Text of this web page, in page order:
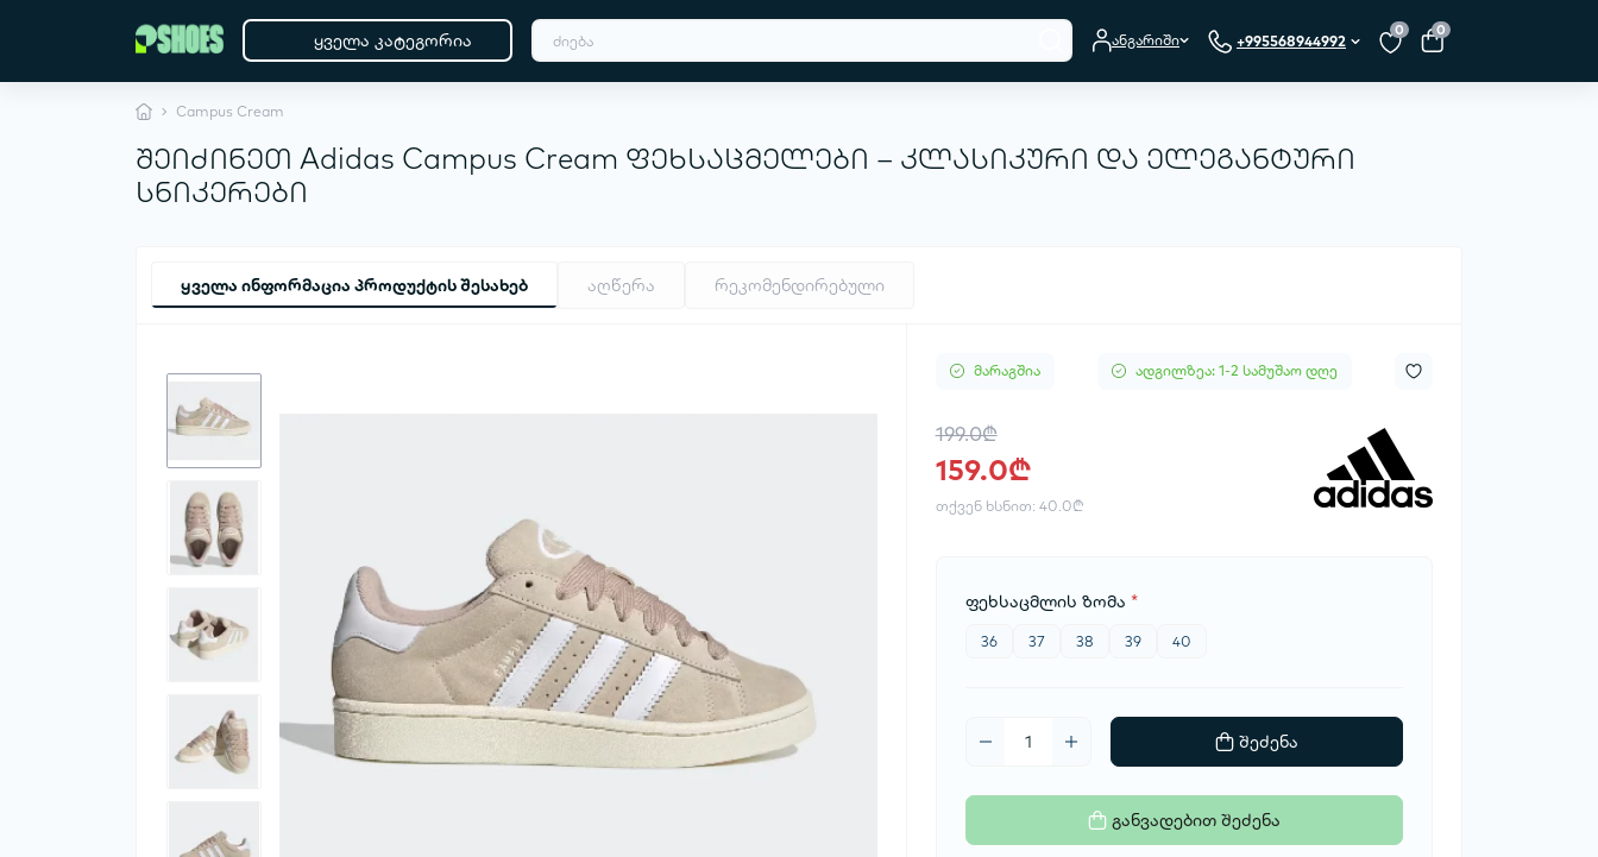
ყველა კატეგორია ანგარიში +995568944992
0 0
Campus Cream
შეიძინეთ Adidas Campus Cream ფეხსაცმელები – კლასიკური და ელეგანტური
სნიკერები
ყველა ინფორმაცია პროდუქტის შესახებ აღწერა რეკომენდირებული
მარაგშია ადგილზეა: 1-2 სამუშაო დღე
199.0₾
159.0₾
თქვენ ხსნით: 40.0₾
ფეხსაცმლის ზომა *
36 37 38 39 40
შეძენა
განვადებით შეძენა